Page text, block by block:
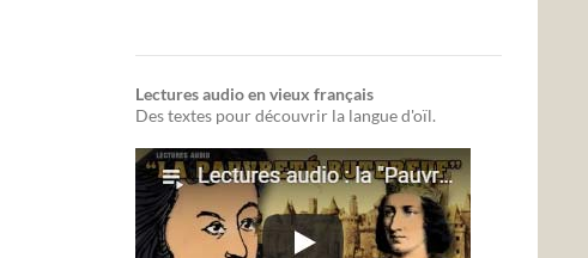
Lectures audio en vieux français
Des textes pour découvrir la langue d'oïl.